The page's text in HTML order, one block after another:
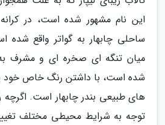
این نام مشهور شده است، در
ساحلی چابهار به گواتر واقع شده
میان تنگه ای صخره ای و مشرف
شده است، با داشتن رنگ خاص خود
های طبیعی بندر چابهار است. اگرچه
توجه به شرایط محیطی مختلف